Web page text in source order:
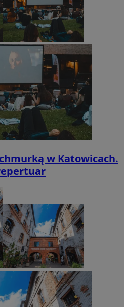
w Katowicach.